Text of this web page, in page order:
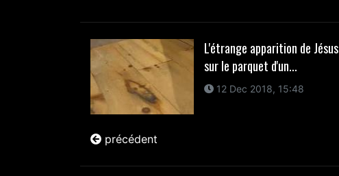
L'étrange apparition de Jésus
sur le parquet d'un...
12 Dec 2018, 15:48
précédent